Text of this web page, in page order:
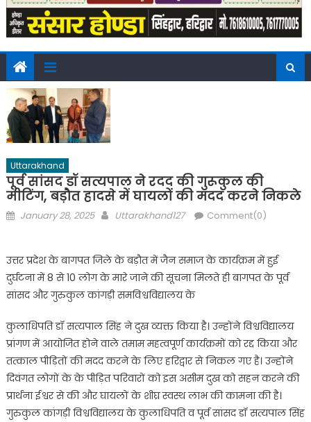
Uttarakhand
पूर्व सांसद डॉ सत्यपाल ने रदद की गुरूकुल की
मीटिंग, बड़ौत हादसे में घायलों की मदद करने निकले
Posted
January 28, 2025 Author
Uttarakhand127 Comment(0)
उत्तर प्रदेश के बागपत जिले के बड़ौत में जैन समाज के कार्यक्रम में हुई
दुर्घटना में 8 से 10 लोग के मारे जाने की सूचना मिलते ही बागपत के पूर्व
सांसद और गुरुकुल कांगड़ी समविश्वविद्यालय के
कुलाधिपति डॉ सत्यपाल सिंह ने दुख व्यक्त किया है। उन्होंने विश्वविद्यालय
प्रांगण में आयोजित होने वाले तमाम महत्वपूर्ण कार्यक्रमों को रद्द किया और
तत्काल पीड़ितों की मदद करने के लिए हरिद्वार से निकल गए है। उन्होंने
दिवंगत लोगों के के पीड़ित परिवारों को इस असीम दुख को सहन करने की
प्रार्थना ईश्वर से की और घायलों के शीघ्र स्वस्थ लाभ की कामना की है।
गुरुकुल कांगड़ी विश्वविद्यालय के कुलाधिपति व पूर्व सांसद डॉ सत्यपाल सिंह